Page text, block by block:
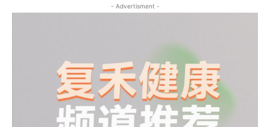
- Advertisment -